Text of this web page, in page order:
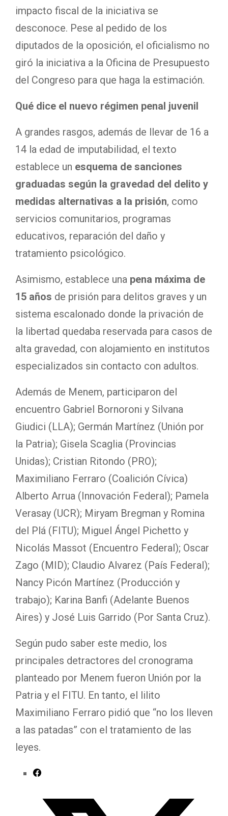
impacto fiscal de la iniciativa se
desconoce. Pese al pedido de los
diputados de la oposición, el oficialismo no
giró la iniciativa a la Oficina de Presupuesto
del Congreso para que haga la estimación.
Qué dice el nuevo régimen penal juvenil
A grandes rasgos, además de llevar de 16 a
14 la edad de imputabilidad, el texto
establece un esquema de sanciones
graduadas según la gravedad del delito y
medidas alternativas a la prisión, como
servicios comunitarios, programas
educativos, reparación del daño y
tratamiento psicológico.
Asimismo, establece una pena máxima de
15 años de prisión para delitos graves y un
sistema escalonado donde la privación de
la libertad quedaba reservada para casos de
alta gravedad, con alojamiento en institutos
especializados sin contacto con adultos.
Además de Menem, participaron del
encuentro Gabriel Bornoroni y Silvana
Giudici (LLA); Germán Martínez (Unión por
la Patria); Gisela Scaglia (Provincias
Unidas); Cristian Ritondo (PRO);
Maximiliano Ferraro (Coalición Cívica)
Alberto Arrua (Innovación Federal); Pamela
Verasay (UCR); Miryam Bregman y Romina
del Plá (FITU); Miguel Ángel Pichetto y
Nicolás Massot (Encuentro Federal); Oscar
Zago (MID); Claudio Alvarez (País Federal);
Nancy Picón Martínez (Producción y
trabajo); Karina Banfi (Adelante Buenos
Aires) y José Luis Garrido (Por Santa Cruz).
Según pudo saber este medio, los
principales detractores del cronograma
planteado por Menem fueron Unión por la
Patria y el FITU. En tanto, el lilito
Maximiliano Ferraro pidió que “no los lleven
a las patadas” con el tratamiento de las
leyes.